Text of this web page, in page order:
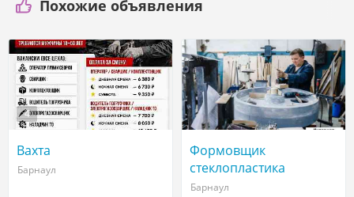
Похожие объявления
4
Вахта
Барнаул
Формовщик
стеклопластика
Барнаул